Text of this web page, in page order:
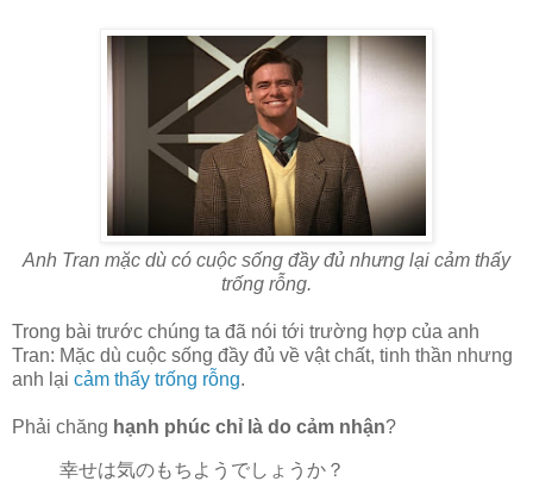
Anh Tran mặc dù có cuộc sống đầy đủ nhưng lại cảm thấy
trống rỗng.
Trong bài trước chúng ta đã nói tới trường hợp của anh
Tran: Mặc dù cuộc sống đầy đủ về vật chất, tinh thần nhưng
anh lại cảm thấy trống rỗng.
Phải chăng hạnh phúc chỉ là do cảm nhận?
幸せは気のもちようでしょうか？